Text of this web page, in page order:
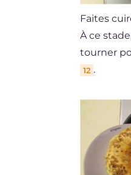
Faites
À ce
tourner
12 .